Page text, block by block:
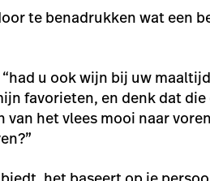
te benadrukken wat een
u ook wijn bij uw
favorieten, en denk dat
het vlees mooi naar